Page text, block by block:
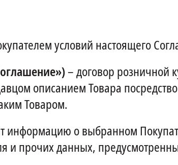
условий настоящего
– договор розничной
описанием Товара
Товаром.
о выбранном
прочих данных,